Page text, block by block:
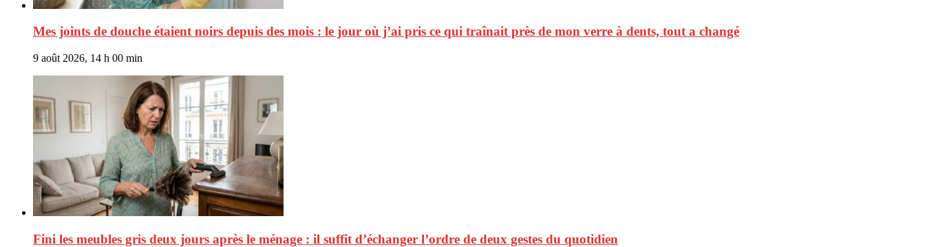
Mes joints de douche étaient noirs depuis des mois : le jour où j’ai pris ce qui traînait près de mon verre à dents, tout a changé
9 août 2026, 14 h 00 min
Fini les meubles gris deux jours après le ménage : il suffit d’échanger l’ordre de deux gestes du quotidien